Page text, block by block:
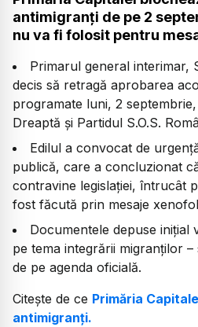
antimigranți de pe 2
nu va fi folosit pentru
Primarul general interimar,
decis să retragă aprobarea
programate luni, 2
Dreaptă și Partidul S.O.S.
Edilul a convocat de
publică, care a concluzionat
contravine legislației, întrucât
fost făcută prin mesaje
Documentele depuse inițial
pe tema integrării migranților
de pe agenda oficială.
Citește de ce Primăria
antimigranți.